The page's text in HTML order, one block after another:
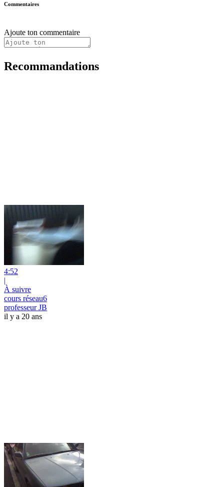
Commentaires
Ajoute ton commentaire
Recommandations
4:52
|
À suivre
cours réseau6
professeur JB
il y a 20 ans